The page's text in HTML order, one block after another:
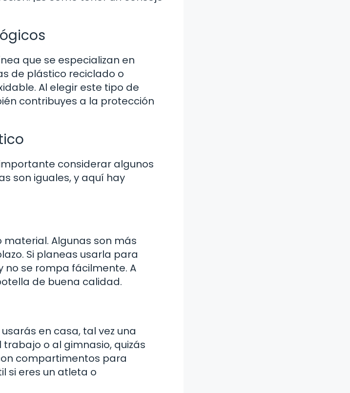
que se especializan en
de plástico reciclado o
Al elegir este tipo de
contribuyes a la protección
considerar algunos
son iguales, y aquí hay
Algunas son más
Si planeas usarla para
no se rompa fácilmente. A
de buena calidad.
en casa, tal vez una
o al gimnasio, quizás
compartimentos para
si eres un atleta o